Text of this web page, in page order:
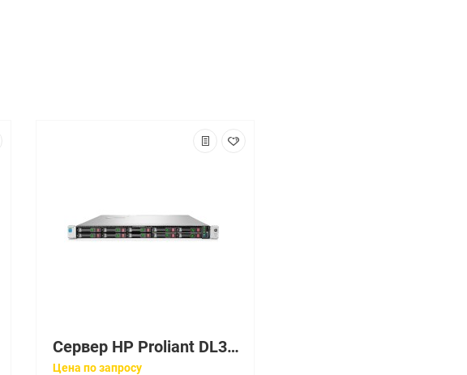
Cервер HP Proliant DL360 Gen9 E5-2640v4 Rack(1U)/16Gb/P440ar/4x1Gb/EasyRK/500w [848736-B21]
Цена по запросу